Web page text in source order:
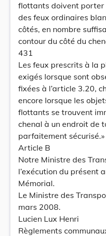
flottants doivent porter
des feux ordinaires
côtés, en nombre
contour du côté du
431
Les feux prescrits à la
exigés lorsque sont
fixées à l’article 3.20,
encore lorsque les
flottants se trouvent
chenal à un endroit de
parfaitement sécurisé.»
Article B
Notre Ministre des
l’exécution du présent
Mémorial.
Le Ministre des
mars 2008.
Lucien Lux Henri
Règlements